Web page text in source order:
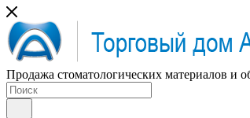
Продажа стоматологических материалов и